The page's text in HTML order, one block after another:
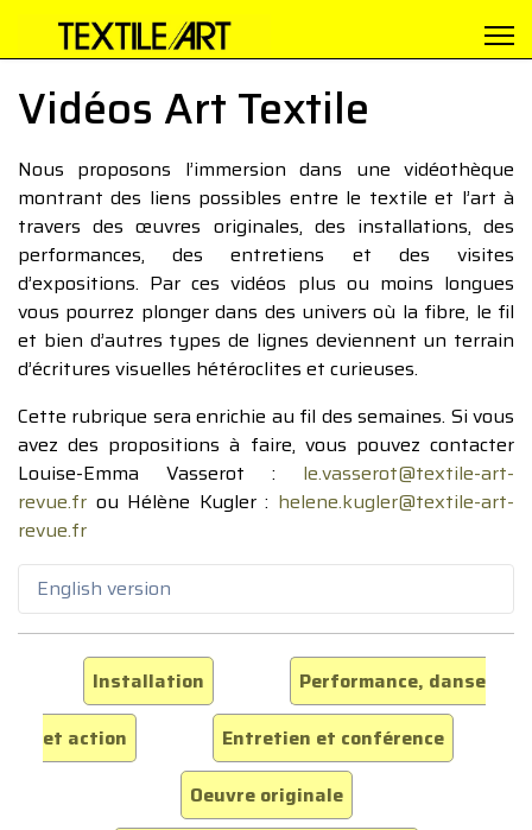
Vidéos Art Textile
Nous proposons l’immersion dans une vidéothèque
montrant des liens possibles entre le textile et l’art à
travers des œuvres originales, des installations, des
performances, des entretiens et des visites
d’expositions. Par ces vidéos plus ou moins longues
vous pourrez plonger dans des univers où la fibre, le fil
et bien d’autres types de lignes deviennent un terrain
d’écritures visuelles hétéroclites et curieuses.
Cette rubrique sera enrichie au fil des semaines. Si vous
avez des propositions à faire, vous pouvez contacter
Louise-Emma Vasserot : le.vasserot@textile-art-
revue.fr ou Hélène Kugler : helene.kugler@textile-art-
revue.fr
English version
Installation
Performance, danse
et action
Entretien et conférence
Oeuvre originale